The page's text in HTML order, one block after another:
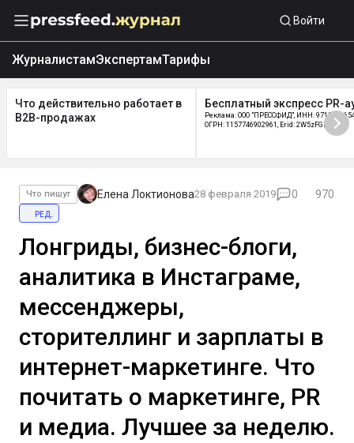
Войти
ЖурналистамЭкспертамТарифы
Что действительно работает в
B2B-продажах
Бесплатный экспресс PR-
Реклама: ООО "ПРЕССФИД", ИНН:
ОГРН: 1157746902961, Erid: 2W5zFGDycPz
Что пишут Елена Локтионова28 февраля 2019 0
970
ред.
Лонгриды, бизнес-блоги,
аналитика в Инстаграме,
мессенджеры,
сторителлинг и зарплаты в
интернет-маркетинге. Что
почитать о маркетинге, PR
и медиа. Лучшее за неделю.